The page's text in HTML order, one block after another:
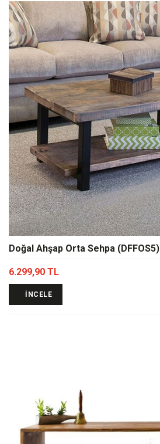
Doğal Ahşap Orta Sehpa (DFFOS5)
6.299,90 TL
İNCELE